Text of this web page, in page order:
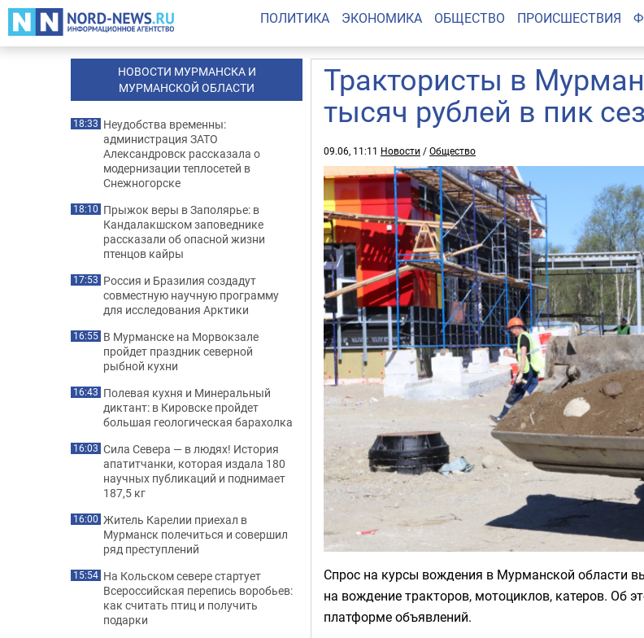
ПОЛИТИКА ЭКОНОМИКА ОБЩЕСТВО ПРОИСШЕСТВИЯ
Трактористы в
тысяч рублей в пик
09.06, 11:11 Новости /Общество
Спрос на курсы вождения в Мурманской области
на вождение тракторов, мотоциклов, катеров. Об
платформе объявлений.
НОВОСТИ МУРМАНСКА И
МУРМАНСКОЙ ОБЛАСТИ
18:33 Неудобства временны:
администрация ЗАТО
Александровск рассказала о
модернизации теплосетей в
Снежногорске
18:10 Прыжок веры в Заполярье: в
Кандалакшском заповеднике
рассказали об опасной жизни
птенцов кайры
17:53 Россия и Бразилия создадут
совместную научную программу
для исследования Арктики
16:55 В Мурманске на Морвокзале
пройдет праздник северной
рыбной кухни
16:43 Полевая кухня и Минеральный
диктант: в Кировске пройдет
большая геологическая барахолка
16:03 Сила Севера — в людях! История
апатитчанки, которая издала 180
научных публикаций и поднимает
187,5 кг
16:00 Житель Карелии приехал в
Мурманск полечиться и совершил
ряд преступлений
15:54 На Кольском севере стартует
Всероссийская перепись воробьев:
как считать птиц и получить
подарки